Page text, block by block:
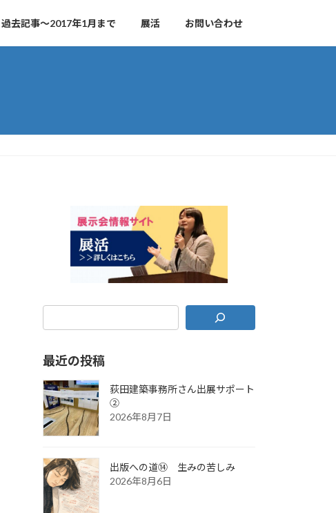
過去記事～2017年1月まで 展活 お問い合わせ
最近の投稿
荻田建築事務所さん出展サポート
②
2026年8月7日
出版への道⑭ 生みの苦しみ
2026年8月6日